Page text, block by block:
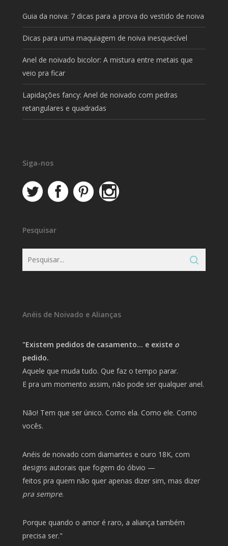
Guia da noiva: 7 dicas para a prova do vestido de noiva
Dicas para uma maquiagem de noiva inesquecível
Anel de noivado bicolor: A mistura entre metais que
veio pra ficar
Lapidações fancy: Anel de noivado com pedras
retangulares e quadradas
Siga-nos
Pesquisar
Anéis de Noivado e Alianças
"Existem pedidos de casamento… e existe o
pedido.
Aquele que muda tudo. Que faz o tempo parar.
E pra um momento assim, não pode ser qualquer anel.
Não! Tem que ser único. Como ela. Como ele. Como
vocês.
Anéis de noivado com diamantes e ouro 18K, com
designs autorais que fogem do óbvio —
feitos pra quem não quer apenas dizer sim, mas dizer
pra sempre.
Porque quando o amor é raro, a aliança também
precisa ser."